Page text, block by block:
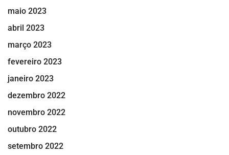
maio 2023
abril 2023
março 2023
fevereiro 2023
janeiro 2023
dezembro 2022
novembro 2022
outubro 2022
setembro 2022